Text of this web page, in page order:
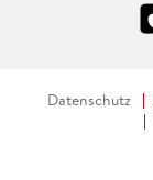
Datenschutz